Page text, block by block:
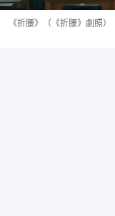
《折腰》（《折腰》劇照）